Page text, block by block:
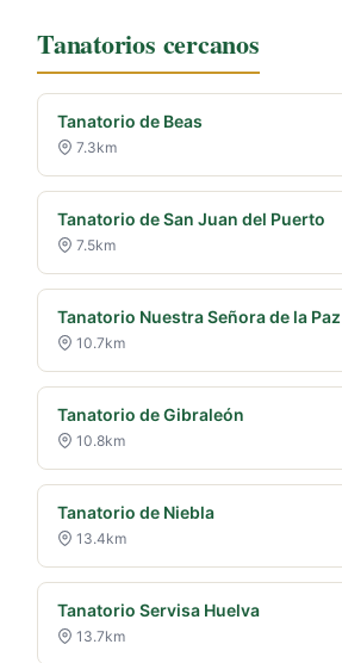
Tanatorios cercanos
Tanatorio de Beas
7.3km
Tanatorio de San Juan del Puerto
7.5km
Tanatorio Nuestra Señora de la
10.7km
Tanatorio de Gibraleón
10.8km
Tanatorio de Niebla
13.4km
Tanatorio Servisa Huelva
13.7km